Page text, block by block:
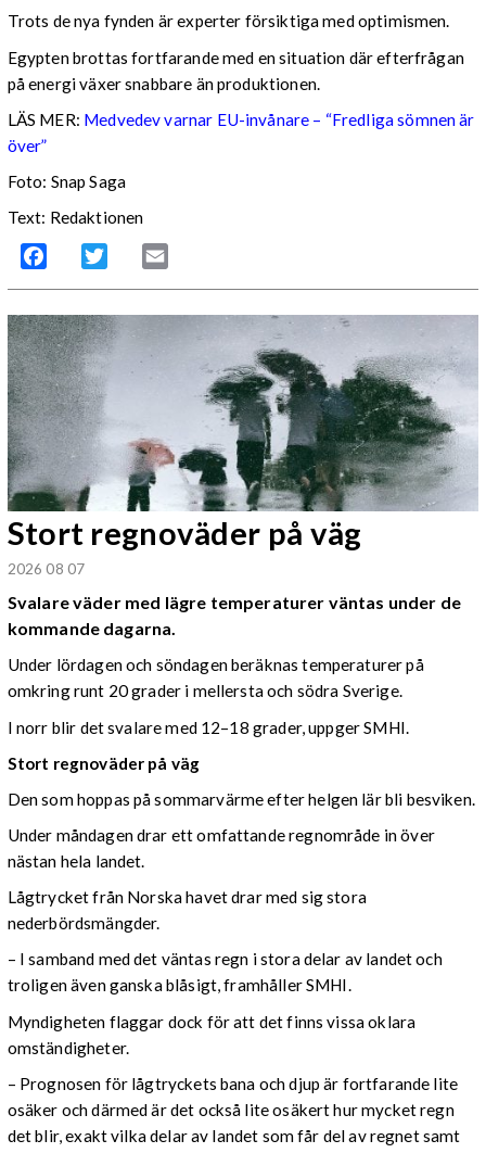
Trots de nya fynden är experter försiktiga med optimismen.
Egypten brottas fortfarande med en situation där efterfrågan
på energi växer snabbare än produktionen.
LÄS MER: Medvedev varnar EU-invånare – “Fredliga sömnen är
över”
Foto: Snap Saga
Text: Redaktionen
Facebook Twitter
Stort regnoväder på väg
2026 08 07
Svalare väder med lägre temperaturer väntas under de
kommande dagarna.
Under lördagen och söndagen beräknas temperaturer på
omkring runt 20 grader i mellersta och södra Sverige.
I norr blir det svalare med 12–18 grader, uppger SMHI.
Stort regnoväder på väg
Den som hoppas på sommarvärme efter helgen lär bli besviken.
Under måndagen drar ett omfattande regnområde in över
nästan hela landet.
Lågtrycket från Norska havet drar med sig stora
nederbördsmängder.
– I samband med det väntas regn i stora delar av landet och
troligen även ganska blåsigt, framhåller SMHI.
Myndigheten flaggar dock för att det finns vissa oklara
omständigheter.
– Prognosen för lågtryckets bana och djup är fortfarande lite
osäker och därmed är det också lite osäkert hur mycket regn
det blir, exakt vilka delar av landet som får del av regnet samt